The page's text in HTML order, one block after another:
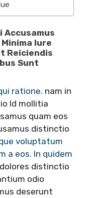
Accusamus
Iure
Reiciendis
Sunt
ratione. nam in
Id mollitia
quam eos
distinctio
voluptatum
a eos. In quidem
distinctio
odio
deserunt